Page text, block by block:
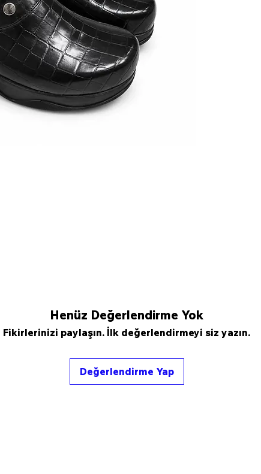
Henüz Değerlendirme Yok
Fikirlerinizi paylaşın. İlk değerlendirmeyi siz yazın.
Değerlendirme Yap